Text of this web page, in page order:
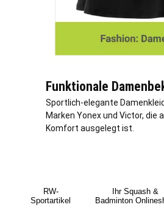
Funktionale
Sportlich-elegante
Marken Yonex und Victor, die
Komfort ausgelegt ist.
RW-
Sportartikel
Ihr Squash &
Badminton